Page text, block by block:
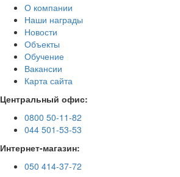
О компании
Наши награды
Новости
Объекты
Обучение
Вакансии
Карта сайта
Центральный офис:
0800 50-11-82
044 501-53-53
Интернет-магазин:
050 414-37-72